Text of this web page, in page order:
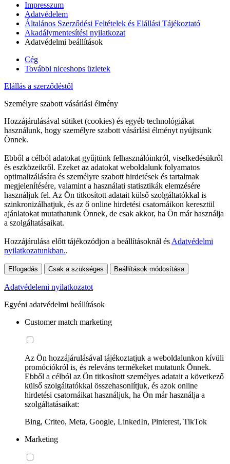
Impresszum
Adatvédelem
Általános Szerződési Feltételek és Elállási Tájékoztató
Akadálymentesítési nyilatkozat
Adatvédelmi beállítások
Cég
További niceshops üzletek
Elállás a szerződéstől
Személyre szabott vásárlási élmény
Hozzájárulásával sütiket (cookies) és egyéb technológiákat
használunk, hogy személyre szabott vásárlási élményt nyújtsunk
Önnek.
Ebből a célból adatokat gyűjtünk felhasználóinkról, viselkedésükről
és eszközeikről. Ezeket az adatokat weboldalunk folyamatos
optimalizálására és személyre szabott hirdetések és tartalmak
megjelenítésére, valamint a használati statisztikák elemzésére
használjuk fel. Az Ön titkosított adatait külső szolgáltatókkal is
szinkronizálhatjuk, és az ő online hirdetési csatornáikon keresztül
ajánlatokat mutathatunk Önnek, de csak akkor, ha Ön már használja
a szolgáltatásaikat.
Hozzájárulása előtt tájékozódjon a beállításoknál és Adatvédelmi
nyilatkozatunkban..
Elfogadás Csak a szükséges Beállítások módosítása
Adatvédelemi nyilatkozatot
Egyéni adatvédelmi beállítások
Customer match marketing
Az Ön hozzájárulásával tájékoztatjuk a weboldalunkon kívüli
promóciókról is, és releváns termékeket mutatunk Önnek.
Ebből a célból az Ön titkosított személyes adatait a következő
külső szolgáltatókkal összehasonlítjuk, és azok online
hirdetési csatornáikat használjuk, ha Ön már használja a
szolgáltatásaikat:
Bing, Criteo, Meta, Google, LinkedIn, Pinterest, TikTok
Marketing